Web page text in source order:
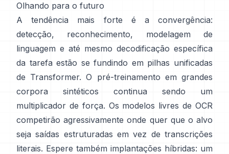
Olhando para o futuro
A tendência mais forte é a convergência:
detecção, reconhecimento, modelagem de
linguagem e até mesmo decodificação específica
da tarefa estão se fundindo em pilhas unificadas
de Transformer. O pré-treinamento em grandes
corpora sintéticos
continua sendo um
multiplicador de força. Os modelos livres de OCR
competirão agressivamente onde quer que o alvo
seja saídas estruturadas em vez de transcrições
literais. Espere também implantações híbridas: um